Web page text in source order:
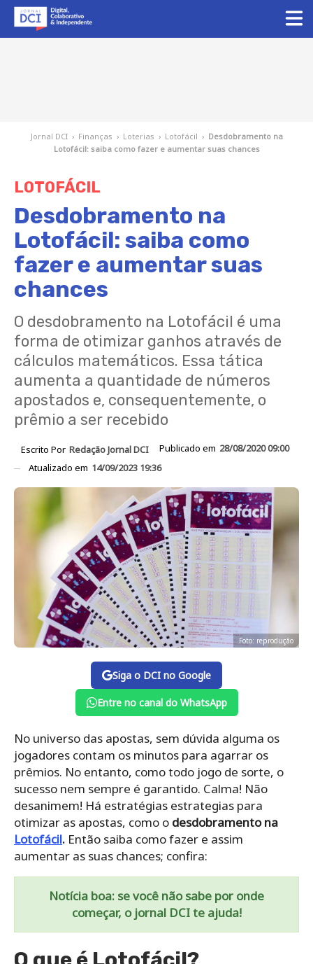
Jornal DCI › Finanças › Loterias › Lotofácil › Desdobramento na
Lotofácil: saiba como fazer e aumentar suas chances
LOTOFÁCIL
Desdobramento na
Lotofácil: saiba como
fazer e aumentar suas
chances
O desdobramento na Lotofácil é uma
forma de otimizar ganhos através de
cálculos matemáticos. Essa tática
aumenta a quantidade de números
apostados e, consequentemente, o
prêmio a ser recebido
Escrito Por Redação Jornal DCI Publicado em 28/08/2020 09:00
Atualizado em 14/09/2023 19:36
Foto: reprodução
Siga o DCI no Google
Entre no canal do WhatsApp
No universo das apostas, sem dúvida alguma os
jogadores contam os minutos para agarrar os
prêmios. No entanto, como todo jogo de sorte, o
sucesso nem sempre é garantido. Calma! Não
desanimem! Há estratégias estrategias para
otimizar as apostas, como o desdobramento na
Lotofácil. Então saiba como fazer e assim
aumentar as suas chances; confira:
Notícia boa: se você não sabe por onde
começar, o jornal DCI te ajuda!